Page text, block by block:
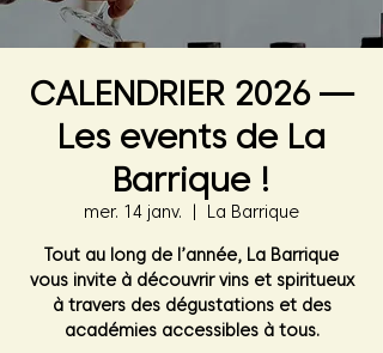
CALENDRIER 2026 —
Les events de La
Barrique !
mer. 14 janv. La Barrique
Tout au long de l’année, La Barrique
vous invite à découvrir vins et spiritueux
à travers des dégustations et des
académies accessibles à tous.